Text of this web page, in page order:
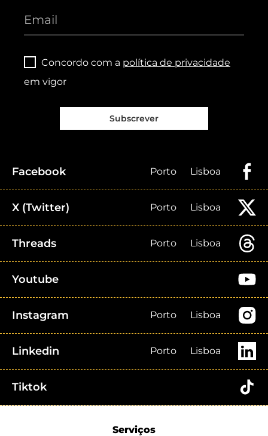
Concordo com a política de privacidade
em vigor
Subscrever
Facebook Porto Lisboa
X (Twitter) Porto Lisboa
Threads Porto Lisboa
Youtube
Instagram Porto Lisboa
Linkedin Porto Lisboa
Tiktok
Serviços